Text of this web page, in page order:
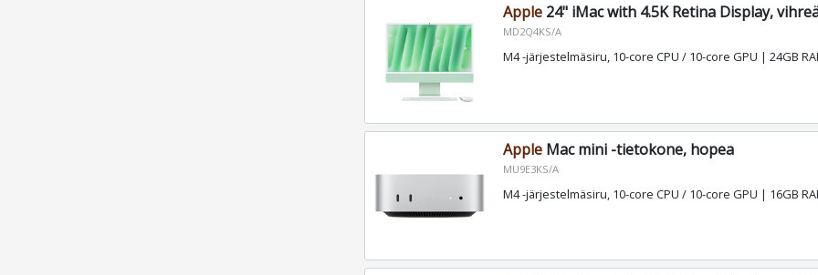
Apple24" iMac with 4.5K Retina Display,
MD2Q4KS/A
M4 -järjestelmäsiru, 10-core CPU / 10-core GPU | 24GB
AppleMac mini -tietokone, hopea
MU9E3KS/A
M4 -järjestelmäsiru, 10-core CPU / 10-core GPU | 16GB